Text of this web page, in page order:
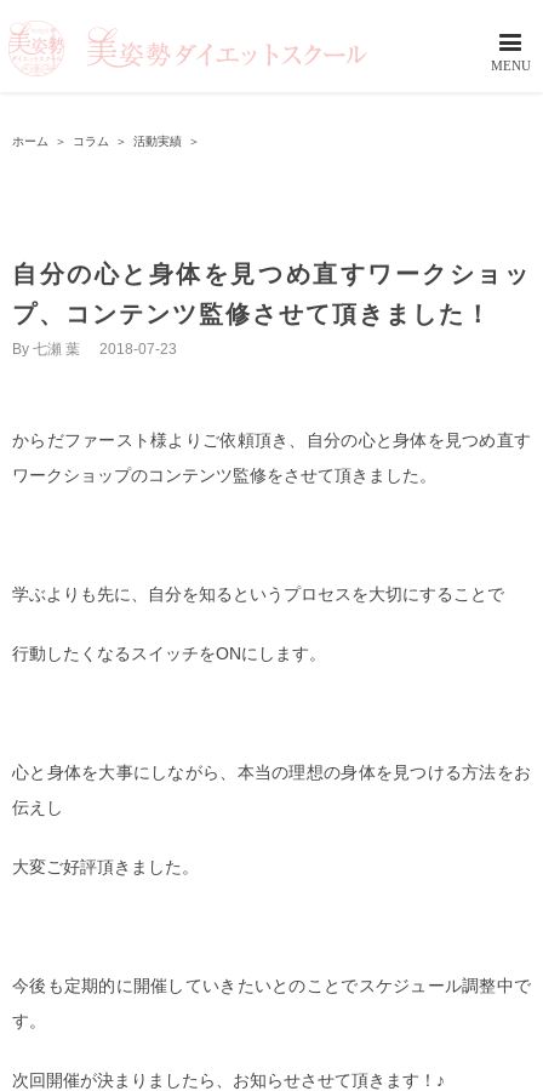
ホーム ＞ コラム ＞ 活動実績 ＞
自分の心と身体を見つめ直すワークショッ
プ、コンテンツ監修させて頂きました！
By 七瀬 葉 2018-07-23
からだファースト様よりご依頼頂き、自分の心と身体を見つめ直す
ワークショップのコンテンツ監修をさせて頂きました。
学ぶよりも先に、自分を知るというプロセスを大切にすることで
行動したくなるスイッチをONにします。
心と身体を大事にしながら、本当の理想の身体を見つける方法をお
伝えし
大変ご好評頂きました。
今後も定期的に開催していきたいとのことでスケジュール調整中で
す。
次回開催が決まりましたら、お知らせさせて頂きます！♪